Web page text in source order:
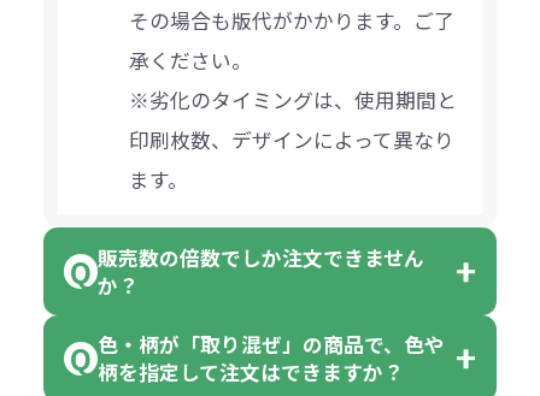
その場合も版代がかかります。ご了
承ください。
※劣化のタイミングは、使用期間と
印刷枚数、デザインによって異なり
ます。
販売数の倍数でしか注文できません
か？
一部商品（※）を除き、注文可能数
色・柄が「取り混ぜ」の商品で、色や
柄を指定して注文はできますか？